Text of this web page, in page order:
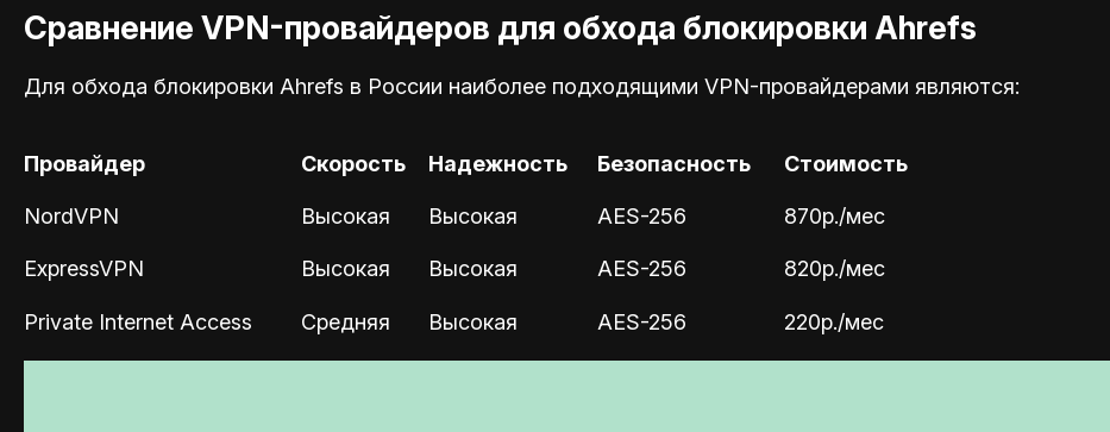
Сравнение VPN-провайдеров для обхода блокировки Ahrefs
Для обхода блокировки Ahrefs в России наиболее подходящими VPN-провайдерами являются:
Провайдер Скорость Надежность Безопасность Стоимость
NordVPN Высокая Высокая AES-256 870р./мес
ExpressVPN Высокая Высокая AES-256 820р./мес
Private Internet Access Средняя Высокая AES-256 220р./мес